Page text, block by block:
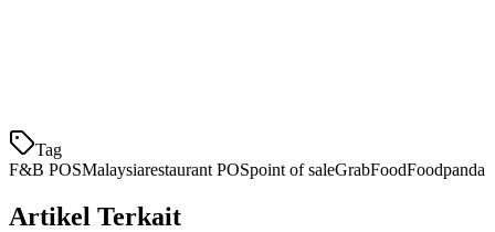
Tag
F&B POSMalaysiarestaurant POSpoint of saleGrabFoodFoodpanda
Artikel Terkait